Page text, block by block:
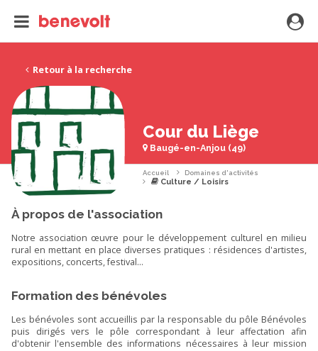
Retour à la recherche
Cour du Liège
Baugé-en-Anjou (49)
Accueil Domaines d'activités
Culture / Loisirs
À propos de l'association
Notre association œuvre pour le développement culturel en milieu
rural en mettant en place diverses pratiques : résidences d'artistes,
expositions, concerts, festival…
Formation des bénévoles
Les bénévoles sont accueillis par la responsable du pôle Bénévoles
puis dirigés vers le pôle correspondant à leur affectation afin
d'obtenir l'ensemble des informations nécessaires à leur mission